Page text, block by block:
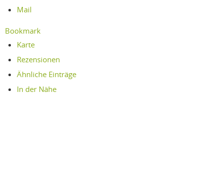
Mail
Bookmark
Karte
Rezensionen
Ähnliche Einträge
In der Nähe